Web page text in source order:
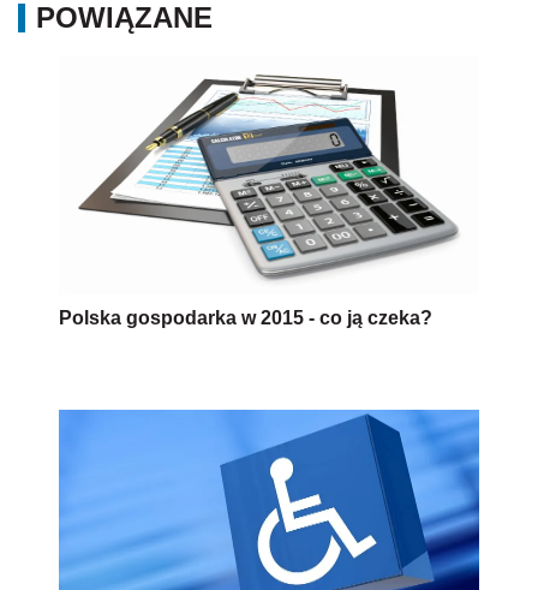
POWIĄZANE
Polska gospodarka w 2015 - co ją czeka?